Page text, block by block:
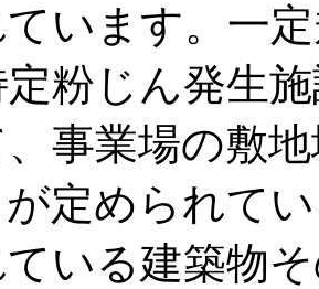
います。一
粉じん発生
事業場の敷
定められて
いる建築物